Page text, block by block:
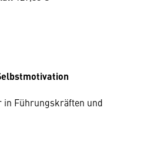
in Führungskräften und